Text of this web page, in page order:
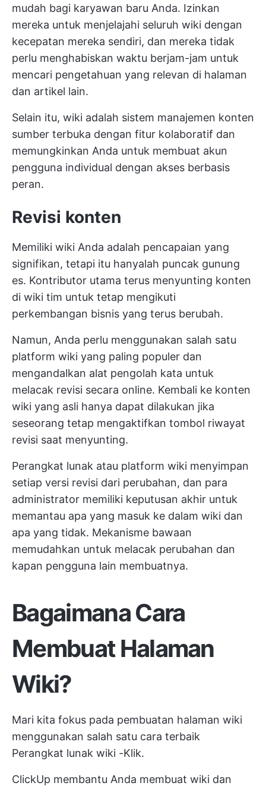
mudah bagi karyawan baru Anda. Izinkan
mereka untuk menjelajahi seluruh wiki dengan
kecepatan mereka sendiri, dan mereka tidak
perlu menghabiskan waktu berjam-jam untuk
mencari pengetahuan yang relevan di halaman
dan artikel lain.
Selain itu, wiki adalah sistem manajemen konten
sumber terbuka dengan fitur kolaboratif dan
memungkinkan Anda untuk membuat akun
pengguna individual dengan akses berbasis
peran.
Revisi konten
Memiliki wiki Anda adalah pencapaian yang
signifikan, tetapi itu hanyalah puncak gunung
es. Kontributor utama terus menyunting konten
di wiki tim untuk tetap mengikuti
perkembangan bisnis yang terus berubah.
Namun, Anda perlu menggunakan salah satu
platform wiki yang paling populer dan
mengandalkan alat pengolah kata untuk
melacak revisi secara online. Kembali ke konten
wiki yang asli hanya dapat dilakukan jika
seseorang tetap mengaktifkan tombol riwayat
revisi saat menyunting.
Perangkat lunak atau platform wiki menyimpan
setiap versi revisi dari perubahan, dan para
administrator memiliki keputusan akhir untuk
memantau apa yang masuk ke dalam wiki dan
apa yang tidak. Mekanisme bawaan
memudahkan untuk melacak perubahan dan
kapan pengguna lain membuatnya.
Bagaimana Cara
Membuat Halaman
Wiki?
Mari kita fokus pada pembuatan halaman wiki
menggunakan salah satu cara terbaik
Perangkat lunak wiki -Klik.
ClickUp membantu Anda membuat wiki dan